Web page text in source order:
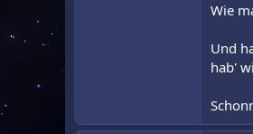
Wie
Und
hab'